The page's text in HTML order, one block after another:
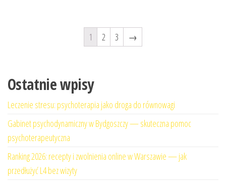
1 2 3 →
Ostatnie wpisy
Leczenie stresu: psychoterapia jako droga do równowagi
Gabinet psychodynamiczny w Bydgoszczy — skuteczna pomoc
psychoterapeutyczna
Ranking 2026: recepty i zwolnienia online w Warszawie — jak
przedłużyć L4 bez wizyty